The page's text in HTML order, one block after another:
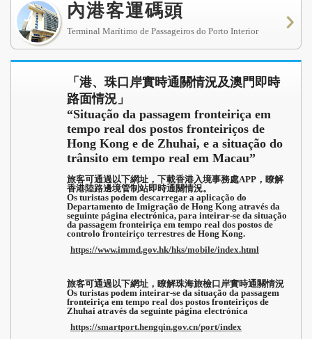
內港客運碼頭
Terminal Marítimo de Passageiros do Porto Interior
「港、珠口岸實時通關情況及澳門即時
路面情況」
“Situação da passagem fronteiriça em
tempo real dos postos fronteiriços de
Hong Kong e de Zhuhai, e a situação do
trânsito em tempo real em Macau”
旅客可通過以下網址，下載香港入境事務處APP，瞭解
香港陸路邊境管制站即時通關情況。
Os turistas podem descarregar a aplicação do
Departamento de Imigração de Hong Kong através da
seguinte página electrónica, para inteirar-se da situação
da passagem fronteiriça em tempo real dos postos de
controlo fronteiriço terrestres de Hong Kong.
https://www.immd.gov.hk/hks/mobile/index.html
旅客可通過以下網址，瞭解珠海旅檢口岸實時通關情況
Os turistas podem inteirar-se da situação da passagem
fronteiriça em tempo real dos postos fronteiriços de
Zhuhai através da seguinte página electrónica
https://smartport.hengqin.gov.cn/port/index